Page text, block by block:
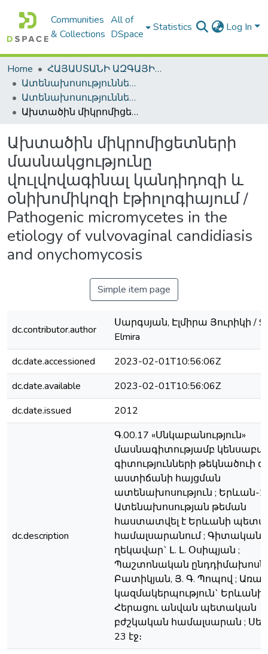
Communities
& Collections
All of
DSpace
Statistics Log In
Home
ՀԱՅԱՍՏԱՆԻ ԱԶԳԱՅԻՆ ԳՐԱԴԱՐԱՆԻ ԹՎԱՅԻՆ ՊԱՀՈՑ / DIGITAL REPOSITORY OF NLA
Ատենախոսություններ և սեղմագրեր / Theses & Abstracts
Ատենախոսություններ և սեղմագրեր / Theses & Abstracts
Ախտածին միկրոմիցետների մասնակցությունը վուլվովագինալ կանդիդոզի և օնիխոմիկոզի էթիոլոգիայում / Pathogenic micromycetes in the etiology of vulvovaginal candidiasis and onychomycosis
Ախտածին միկրոմիցետների
մասնակցությունը
վուլվովագինալ կանդիդոզի և
օնիխոմիկոզի էթիոլոգիայում /
Pathogenic micromycetes in the
etiology of vulvovaginal candidiasis
and onychomycosis
Simple item page
dc.contributor.author
Սարգսյան, Էլմիրա Յուրիկի /
Elmira
dc.date.accessioned
2023-02-01T10:56:06Z
dc.date.available
2023-02-01T10:56:06Z
dc.date.issued
2012
dc.description
Գ.00.17 «Սնկաբանություն»
մասնագիտությամբ
գիտությունների թեկնածուի
աստիճանի հայցման
ատենախոսություն ; Երևան-
Ատենախոսության թեման
հաստատվել է Երևանի
համալսարանում ; Գիտական
ղեկավար` Լ. Լ. Օսիպյան ;
Պաշտոնական
Բատիկյան, Յ. Գ. Պոպով ;
կազմակերպություն` Երևանի
Հերացու անվան պետական
բժշկական համալսարան ;
23 էջ։